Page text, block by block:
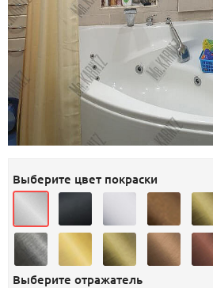
Выберите цвет покраски
Выберите отражатель